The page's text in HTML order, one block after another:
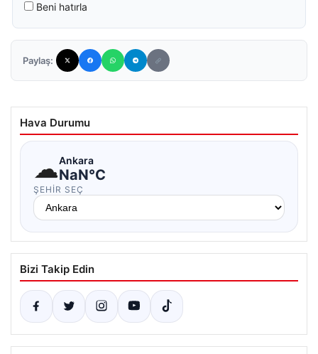
Beni hatırla
Paylaş:
Hava Durumu
☁Ankara
NaN°C
ŞEHIR SEÇ
Bizi Takip Edin